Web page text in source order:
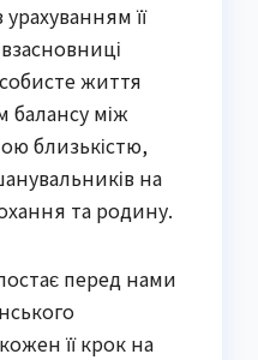
її
життя
балансу між
близькістю,
на
та родину.
перед нами
її крок на